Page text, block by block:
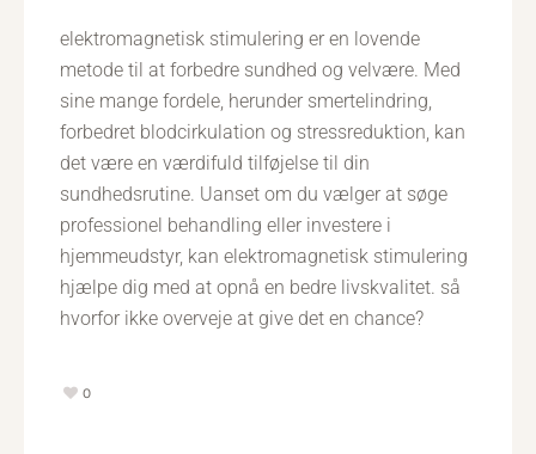
elektromagnetisk stimulering er en lovende
metode til at forbedre sundhed og velvære. Med
sine mange fordele, herunder smertelindring,
forbedret blodcirkulation og stressreduktion, kan
det være en værdifuld tilføjelse til din
sundhedsrutine. Uanset om du vælger at søge
professionel behandling eller investere i
hjemmeudstyr, kan elektromagnetisk stimulering
hjælpe dig med at opnå en bedre livskvalitet. så
hvorfor ikke overveje at give det en chance?
0